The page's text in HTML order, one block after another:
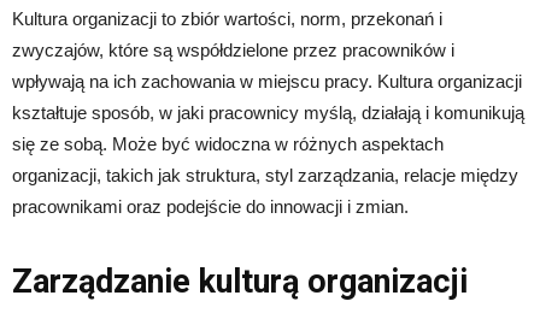
Kultura organizacji to zbiór wartości, norm, przekonań i
zwyczajów, które są współdzielone przez pracowników i
wpływają na ich zachowania w miejscu pracy. Kultura organizacji
kształtuje sposób, w jaki pracownicy myślą, działają i komunikują
się ze sobą. Może być widoczna w różnych aspektach
organizacji, takich jak struktura, styl zarządzania, relacje między
pracownikami oraz podejście do innowacji i zmian.
Zarządzanie kulturą organizacji